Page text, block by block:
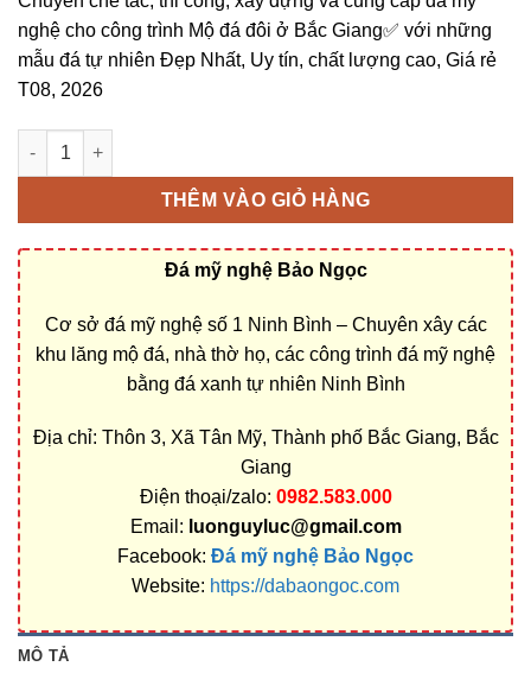
nghệ cho công trình Mộ đá đôi ở Bắc Giang✅ với những
mẫu đá tự nhiên Đẹp Nhất, Uy tín, chất lượng cao, Giá rẻ
T08, 2026
Bán và xây dựng, làm Mộ đá đôi ở Bắc Giang rẻ đẹp số lượng
THÊM VÀO GIỎ HÀNG
Đá mỹ nghệ Bảo Ngọc
Cơ sở đá mỹ nghệ số 1 Ninh Bình – Chuyên xây các
khu lăng mộ đá, nhà thờ họ, các công trình đá mỹ nghệ
bằng đá xanh tự nhiên Ninh Bình
Địa chỉ: Thôn 3, Xã Tân Mỹ, Thành phố Bắc Giang, Bắc
Giang
Điện thoại/zalo: 0982.583.000
Email: luonguyluc@gmail.com
Facebook: Đá mỹ nghệ Bảo Ngọc
Website: https://dabaongoc.com
MÔ TẢ